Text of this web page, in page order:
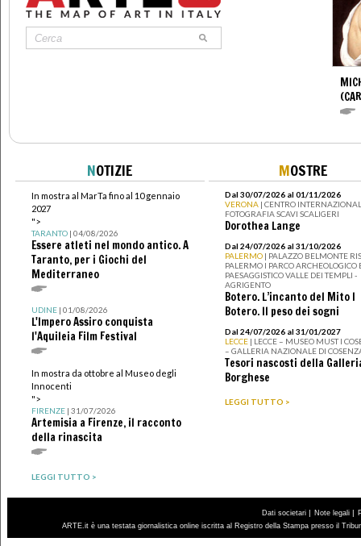
NOTIZIE
In mostra al MarTa fino al 10 gennaio
2027
">
TARANTO| 04/08/2026
Essere atleti nel mondo antico. A
Taranto, per i Giochi del
Mediterraneo
UDINE| 01/08/2026
L'Impero Assiro conquista
l'Aquileia Film Festival
In mostra da ottobre al Museo degli
Innocenti
">
FIRENZE| 31/07/2026
Artemisia a Firenze, il racconto
della rinascita
LEGGI TUTTO >
MOSTRE
Dal 30/07/2026 al 01/11/2026
VERONA | CENTRO
FOTOGRAFIA SCAVI SCALIGERI
Dorothea Lange
Dal 24/07/2026 al 31/10/2026
PALERMO | PALAZZO BELMONTE
PALERMO I PARCO ARCHEOLOGICO
PAESAGGISTICO VALLE DEI TEMPLI -
AGRIGENTO
Botero. L’incanto del Mito I
Botero. Il peso dei sogni
Dal 24/07/2026 al 31/01/2027
LECCE | LECCE – MUSEO MUST I
– GALLERIA NAZIONALE DI
Tesori nascosti della
Borghese
LEGGI TUTTO >
Dati societari | Note legali |
ARTE.it è una testata giornalistica online iscritta al Registro della Stampa presso il